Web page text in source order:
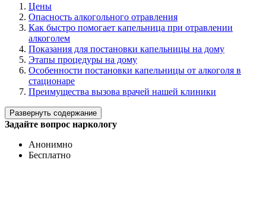
Цены
Опасность алкогольного отравления
Как быстро помогает капельница при отравлении
алкоголем
Показания для постановки капельницы на дому
Этапы процедуры на дому
Особенности постановки капельницы от алкоголя в
стационаре
Преимущества вызова врачей нашей клиники
Развернуть содержание
Задайте вопрос наркологу
Анонимно
Бесплатно